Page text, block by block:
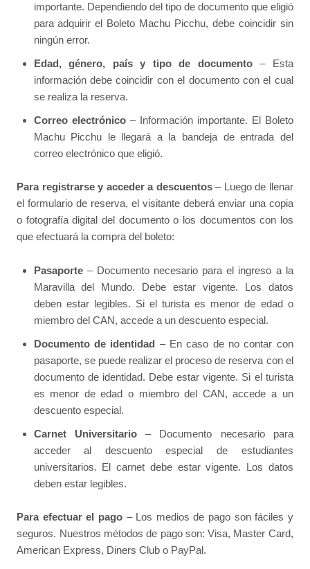
importante. Dependiendo del tipo de documento que eligió
para adquirir el Boleto Machu Picchu, debe coincidir sin
ningún error.
Edad, género, país y tipo de documento– Esta
información debe coincidir con el documento con el cual
se realiza la reserva.
Correo electrónico– Información importante. El Boleto
Machu Picchu le llegará a la bandeja de entrada del
correo electrónico que eligió.
Para registrarse y acceder a descuentos– Luego de llenar
el formulario de reserva, el visitante deberá enviar una copia
o fotografía digital del documento o los documentos con los
que efectuará la compra del boleto:
Pasaporte– Documento necesario para el ingreso a la
Maravilla del Mundo. Debe estar vigente. Los datos
deben estar legibles. Si el turista es menor de edad o
miembro del CAN, accede a un descuento especial.
Documento de identidad – En caso de no contar con
pasaporte, se puede realizar el proceso de reserva con el
documento de identidad. Debe estar vigente. Si el turista
es menor de edad o miembro del CAN, accede a un
descuento especial.
Carnet Universitario– Documento necesario para
acceder al descuento especial de estudiantes
universitarios. El carnet debe estar vigente. Los datos
deben estar legibles.
Para efectuar el pago – Los medios de pago son fáciles y
seguros. Nuestros métodos de pago son: Visa, Master Card,
American Express, Diners Club o PayPal.